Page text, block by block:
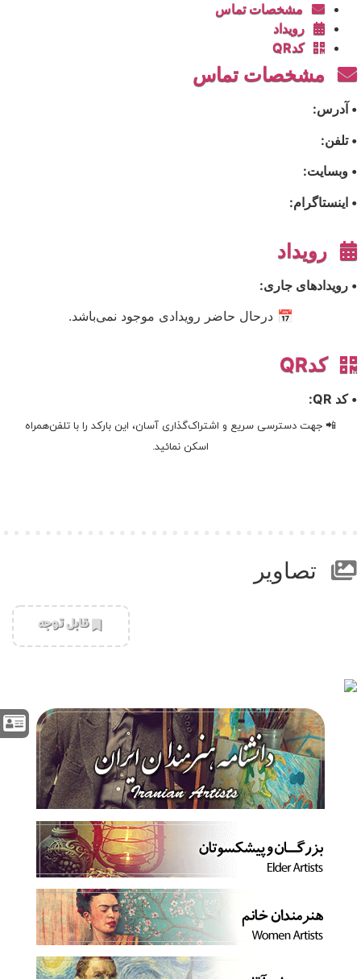
مشخصات تماس
رویداد
کدQR
مشخصات تماس
• آدرس:
• تلفن:
• وبسایت:
• اینستاگرام:
رویداد
• رویدادهای جاری:
📅 درحال حاضر رویدادی موجود نمی‌باشد.
کدQR
• کد QR:
📲 جهت دسترسی سریع و اشتراک‌گذاری آسان، این بارکد را با تلفن‌همراه
اسکن نمائید.
تصاویر
‌قابل توجه